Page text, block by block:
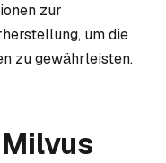
zur
um die
zu gewährleisten.